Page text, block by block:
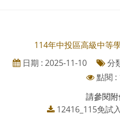
114年中投區高級中等
日期 : 2025-11-10
分
點閱 :
請參閱
12416_115免試